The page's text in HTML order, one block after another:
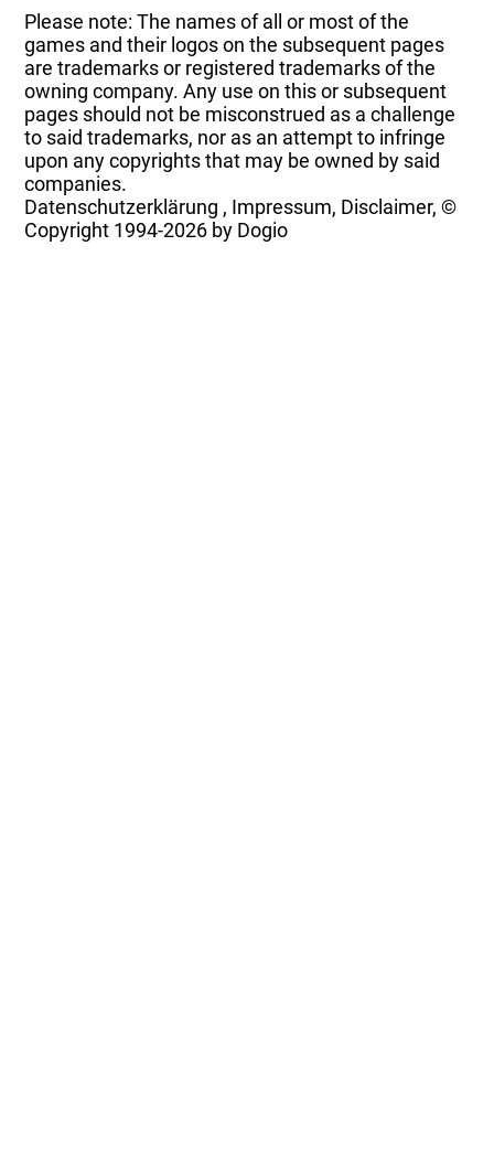
Please note: The names of all or most of the
games and their logos on the subsequent pages
are trademarks or registered trademarks of the
owning company. Any use on this or subsequent
pages should not be misconstrued as a challenge
to said trademarks, nor as an attempt to infringe
upon any copyrights that may be owned by said
companies.
Datenschutzerklärung , Impressum, Disclaimer, ©
Copyright 1994-2026 by Dogio